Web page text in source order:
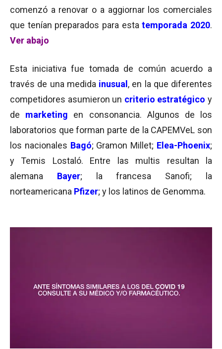
comenzó a renovar o a aggiornar los comerciales
que tenían preparados para esta temporada 2020.
Ver abajo
Esta iniciativa fue tomada de común acuerdo a
través de una medida inusual , en la que diferentes
competidores asumieron un criterio estratégico y
de marketing en consonancia. Algunos de los
laboratorios que forman parte de la CAPEMVeL son
los nacionales Bagó; Gramon Millet; Elea-Phoenix;
y Temis Lostaló. Entre las multis resultan la
alemana Bayer; la francesa Sanofi; la
norteamericana Pfizer; y los latinos de Genomma.